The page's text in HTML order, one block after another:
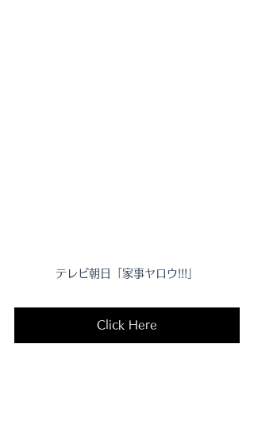
テレビ朝日「家事ヤロウ!!!」
Click Here